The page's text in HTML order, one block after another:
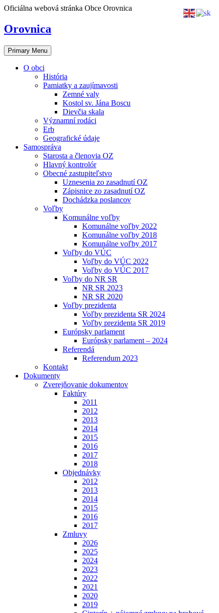
Skip
content
Oficiálna webová stránka Obce Orovnica
Orovnica
Primary Menu
O obci
História
Pamiatky a zaujímavosti
Zemné valy
Kostol sv. Jána Boscu
Dievčia skala
Významní rodáci
Erb
Geografické údaje
Samospráva
Starosta a členovia OZ
Hlavný kontrolór
Obecné zastupiteľstvo
Uznesenia zo zasadnutí OZ
Zápisnice zo zasadnutí OZ
Dochádzka poslancov
Voľby
Komunálne voľby
Komunálne voľby 2022
Komunálne voľby 2018
Komunálne voľby 2017
Voľby do VÚC
Voľby do VÚC 2022
Voľby do VÚC 2017
Voľby do NR SR
NR SR 2023
NR SR 2020
Voľby prezidenta
Voľby prezidenta SR 2024
Voľby prezidenta SR 2019
Európsky parlament
Európsky parlament – 2024
Referendá
Referendum 2023
Kontakt
Dokumenty
Zverejňovanie dokumentov
Faktúry
2011
2012
2013
2014
2015
2016
2017
2018
Objednávky
2012
2013
2014
2015
2016
2017
Zmluvy
2026
2025
2024
2023
2022
2021
2020
2019